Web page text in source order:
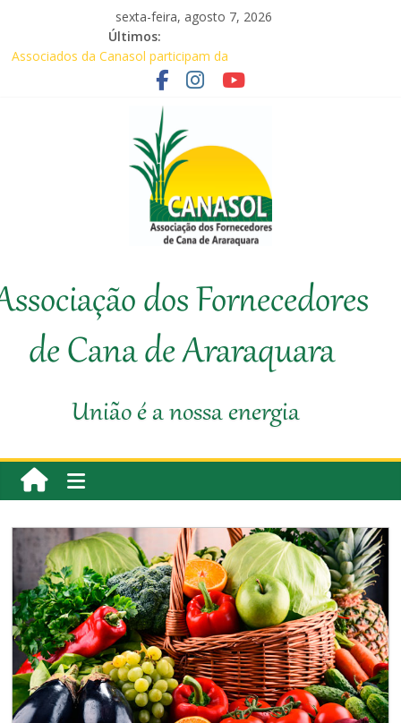
sexta-feira, agosto 7, 2026
Últimos:
Associados da Canasol participam da
Baile Junino (2026) – Canasol
CANASOL promove palestra sobre
prevenção de incêndios em canaviais e
Em audiência com Secretário da
Agricultura, Feplana e Canasol mostram a
difícil situação do fornecedor de cana
Canasol marca presença na 1ª Edição do
Canasol
Associação
Fornecedores
dos Fornecedores
de Cana de Araraquara
União é a nossa energia